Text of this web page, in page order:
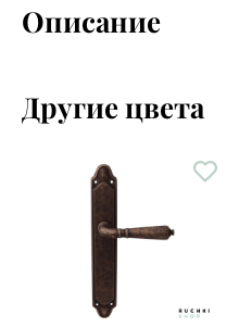
Описание
Другие цвета